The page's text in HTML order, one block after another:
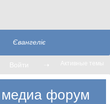
медиа форум
Євангеліє
Войти ➝ Активные темы